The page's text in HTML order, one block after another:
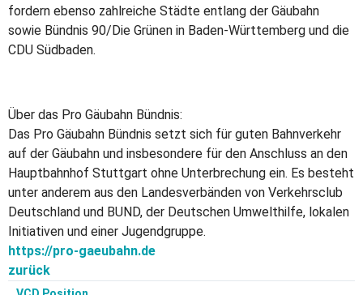
fordern ebenso zahlreiche Städte entlang der Gäubahn
sowie Bündnis 90/Die Grünen in Baden-Württemberg und die
CDU Südbaden.
Über das Pro Gäubahn Bündnis:
Das Pro Gäubahn Bündnis setzt sich für guten Bahnverkehr
auf der Gäubahn und insbesondere für den Anschluss an den
Hauptbahnhof Stuttgart ohne Unterbrechung ein. Es besteht
unter anderem aus den Landesverbänden von Verkehrsclub
Deutschland und BUND, der Deutschen Umwelthilfe, lokalen
Initiativen und einer Jugendgruppe.
https://pro-gaeubahn.de
zurück